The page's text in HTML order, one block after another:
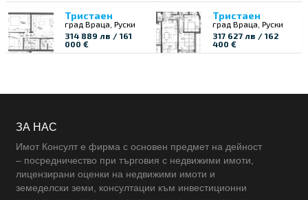
Тристаен
град Враца, Руски
314 889 лв / 161
000 €
Тристаен
град Враца, Руски
317 627 лв / 162
400 €
ЗА НАС
Имот Консулт е фирма с основен предмет на дейност
– посредничество при търговия с недвижими имоти,
лицензирани оценки на недвижими имоти и
земеделски земи, консултации към инвестиционни